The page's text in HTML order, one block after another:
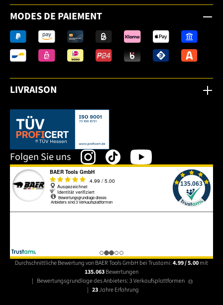
MODES DE PAIEMENT
LIVRAISON
Dieser Link öffnet sich in einem neuen Tab.
Folgen Sie uns
Durchschnittliche Bewertung von BAER Tools GmbH bei Trustami:4.99 / 5.00mit
135.063Bewertungen
| Bewertungsgrundlage des Anbieters: 3 Verkaufsplattformen
| 23Jahre Erfahrung